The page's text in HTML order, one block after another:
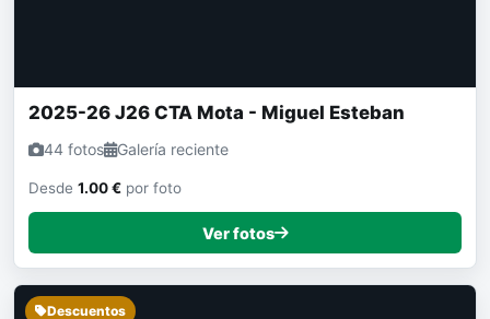
2025-26 J26 CTA Mota - Miguel Esteban
44 fotos Galería reciente
Desde 1.00 € por foto
Ver fotos
Descuentos